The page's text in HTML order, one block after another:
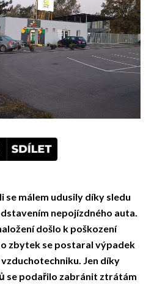
se málem udusily díky sledu
nepojízdného auta.
došlo k poškození
zbytek se postaral výpadek
Jen díky
se podařilo zabránit ztrátám